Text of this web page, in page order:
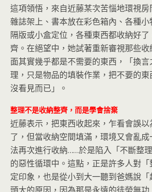
這項領悟，來自近藤某次苦惱地環視
雜誌架上、書本放在彩色箱內、各種
隔版或小盒定位，各種東西都收納好
齊。在絕望中，她試著重新審視那些
面其實幾乎都是不需要的東西，「換
理，只是物品的填裝作業，把不要的
沒看見而已」。
整理不是收納整齊，而是學會捨棄
近藤表示，把東西收起來，乍看會誤
了，但當收納空間填滿，環境又會亂
法再次進行收納……於是陷入「不斷整理
的惡性循環中。這點，正是許多人對
定印象，也是從小到大一聽到爸媽說